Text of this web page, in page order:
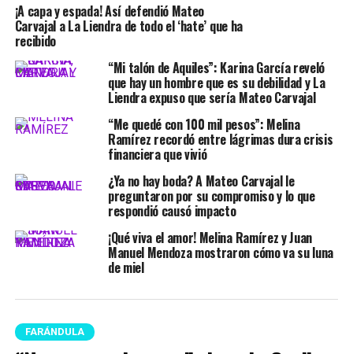
¡A capa y espada! Así defendió Mateo
Carvajal a La Liendra de todo el ‘hate’ que ha
recibido
“Mi talón de Aquiles”: Karina García reveló
que hay un hombre que es su debilidad y La
Liendra expuso que sería Mateo Carvajal
“Me quedé con 100 mil pesos”: Melina
Ramírez recordó entre lágrimas dura crisis
financiera que vivió
¿Ya no hay boda? A Mateo Carvajal le
preguntaron por su compromiso y lo que
respondió causó impacto
¡Qué viva el amor! Melina Ramírez y Juan
Manuel Mendoza mostraron cómo va su luna
de miel
FARÁNDULA